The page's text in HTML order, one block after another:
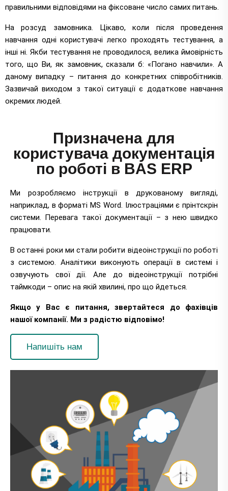
правильними відповідями на фіксоване число самих питань.
На розсуд замовника. Цікаво, коли після проведення
навчання одні користувачі легко проходять тестування, а
інші ні. Якби тестування не проводилося, велика ймовірність
того, що Ви, як замовник, сказали б: «Погано навчили». А
даному випадку – питання до конкретних співробітників.
Зазвичай виходом з такої ситуації є додаткове навчання
окремих людей.
Призначена для
користувача документація
по роботі в BAS ERP
Ми розробляємо інструкції в друкованому вигляді,
наприклад, в форматі MS Word. Ілюстраціями є прінтскрін
системи. Перевага такої документації – з нею швидко
працювати.
В останні роки ми стали робити відеоінструкції по роботі
з системою. Аналітики виконують операції в системі і
озвучують свої дії. Але до відеоінструкції потрібні
таймкоди – опис на якій хвилині, про що йдеться.
Якщо у Вас є питання, звертайтеся до фахівців
нашої компанії. Ми з радістю відповімо!
Напишіть нам